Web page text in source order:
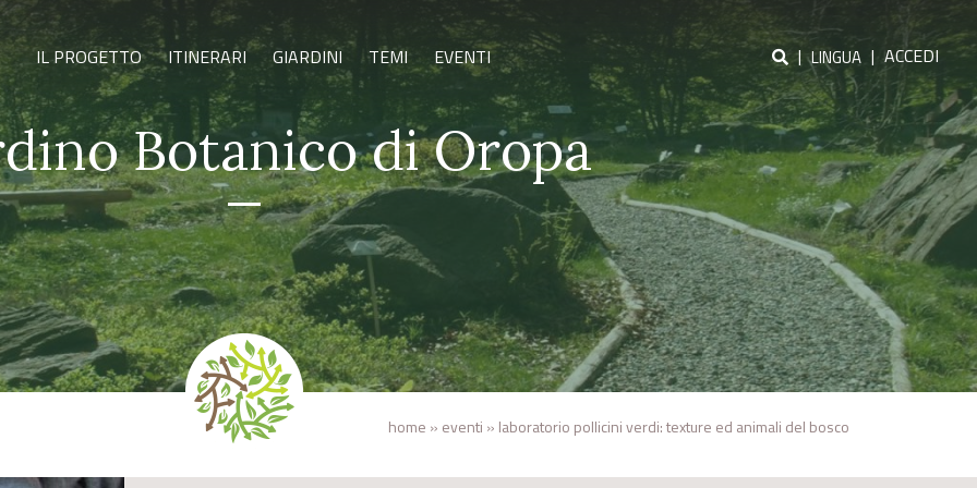
IL PROGETTO ITINERARI GIARDINI TEMI EVENTI | LINGUA | ACCEDI
Botanico di Oropa
home » eventi » laboratorio pollicini verdi: texture ed animali del bosco